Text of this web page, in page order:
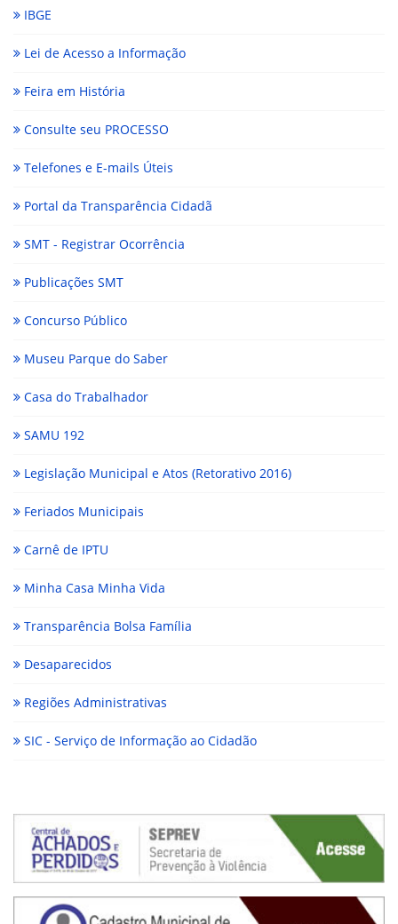
IBGE
Lei de Acesso a Informação
Feira em História
Consulte seu PROCESSO
Telefones e E-mails Úteis
Portal da Transparência Cidadã
SMT - Registrar Ocorrência
Publicações SMT
Concurso Público
Museu Parque do Saber
Casa do Trabalhador
SAMU 192
Legislação Municipal e Atos (Retorativo 2016)
Feriados Municipais
Carnê de IPTU
Minha Casa Minha Vida
Transparência Bolsa Família
Desaparecidos
Regiões Administrativas
SIC - Serviço de Informação ao Cidadão